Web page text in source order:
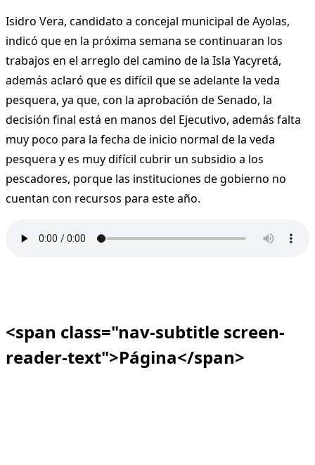
Isidro Vera, candidato a concejal municipal de Ayolas,
indicó que en la próxima semana se continuaran los
trabajos en el arreglo del camino de la Isla Yacyretá,
además aclaró que es difícil que se adelante la veda
pesquera, ya que, con la aprobación de Senado, la
decisión final está en manos del Ejecutivo, además falta
muy poco para la fecha de inicio normal de la veda
pesquera y es muy difícil cubrir un subsidio a los
pescadores, porque las instituciones de gobierno no
cuentan con recursos para este año.
<span class="nav-subtitle screen-
reader-text">Página</span>